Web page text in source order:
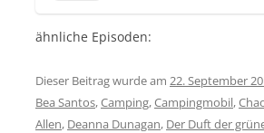
ähnliche Episoden:
Dieser Beitrag wurde am 22. September
Bea Santos,Camping,Campingmobil,
Allen, Deanna Dunagan, Der Duft der